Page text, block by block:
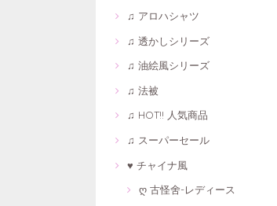
♫ アロハシャツ
♫ 透かしシリーズ
♫ 油絵風シリーズ
♫ 法被
♫ HOT!! 人気商品
♫ スーパーセール
♥ チャイナ風
ღ 古怪舍-レディース